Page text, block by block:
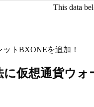
This data
トBXONEを追加！
仮想通貨ウォ